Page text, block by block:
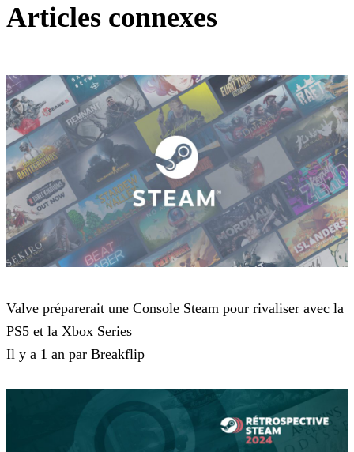
Articles connexes
Valve préparerait une Console Steam pour rivaliser avec la
PS5 et la Xbox Series
Il y a 1 an par Breakflip